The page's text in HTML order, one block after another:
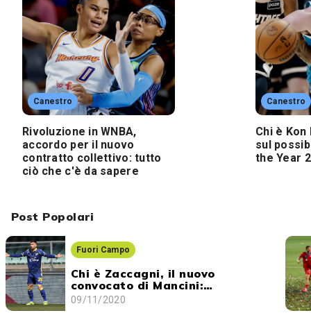
Post Popolari
Fuori Campo
Chi è Zaccagni, il nuovo
convocato di Mancini:
caratteristiche tecniche e skills
09/11/2020
Canestro
Rivoluzione in WNBA,
accordo per il nuovo
contratto collettivo: tutto
ciò che c'è da sapere
Canestro
Chi è
sul
the Year